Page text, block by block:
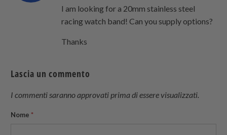
I am looking for a 20mm stainless steel
racing watch band! Can you supply options?
Thanks
Lascia un commento
I commenti saranno approvati prima di essere visualizzati.
Nome *